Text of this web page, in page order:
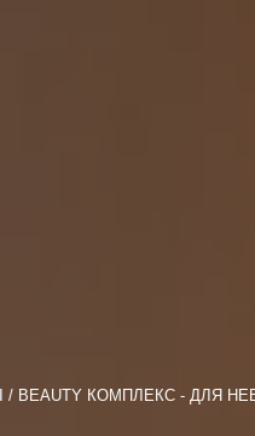
BEAUTY КОМПЛЕКС - ДЛЯ